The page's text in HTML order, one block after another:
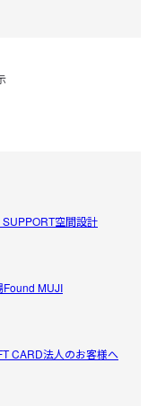
SUPPORT空間設計
Found MUJI
CARD法人のお客様へ